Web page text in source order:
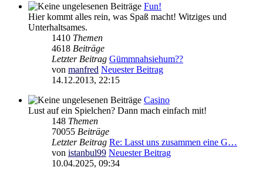
Fun!
Hier kommt alles rein, was Spaß macht! Witziges und
Unterhaltsames.
1410 Themen
4618 Beiträge
Letzter Beitrag Gümmnahsiehum??
von manfred Neuester Beitrag
14.12.2013, 22:15
Casino
Lust auf ein Spielchen? Dann mach einfach mit!
148 Themen
70055 Beiträge
Letzter Beitrag Re: Lasst uns zusammen eine G…
von istanbul99 Neuester Beitrag
10.04.2025, 09:34